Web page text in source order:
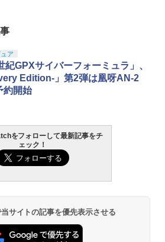
ア
紀GPXサイバーフォーミュラ」、
Edition-」第2弾は凰呀AN-2
約開始
をフォローして最新記事をチ
ェック！
サイトの記事を優先表示させる